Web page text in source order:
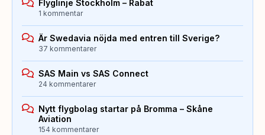
Flyglinje Stockholm – Rabat
1 kommentar
Är Swedavia nöjda med entren till Sverige?
37 kommentarer
SAS Main vs SAS Connect
24 kommentarer
Nytt flygbolag startar på Bromma – Skåne
Aviation
154 kommentarer